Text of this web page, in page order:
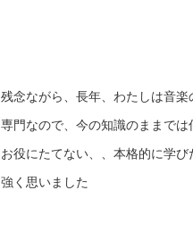
残念ながら、長年、わたしは音楽
専門なので、今の知識のままでは
お役にたてない、、本格的に学び
強く思いました